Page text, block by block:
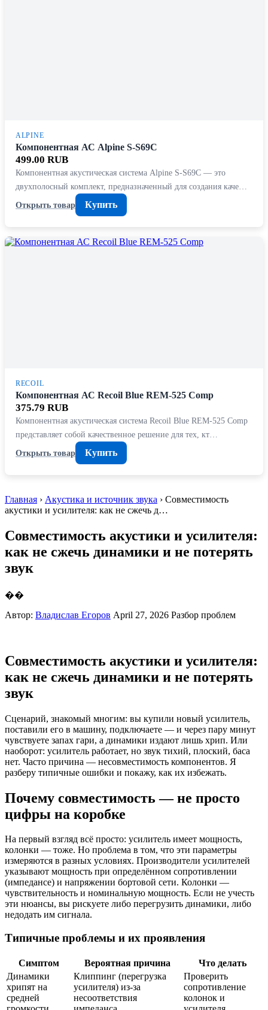
ALPINE
Компонентная АС Alpine S-S69C
499.00 RUB
Компонентная акустическая система Alpine S-S69C — это
двухполосный комплект, предназначенный для создания каче…
Открыть товар
Купить
RECOIL
Компонентная АС Recoil Blue REM-525 Comp
375.79 RUB
Компонентная акустическая система Recoil Blue REM-525 Comp
представляет собой качественное решение для тех, кт…
Открыть товар
Купить
Главная › Акустика и источник звука › Совместимость
акустики и усилителя: как не сжечь д…
Совместимость акустики и усилителя:
как не сжечь динамики и не потерять
звук
��
Автор: Владислав Егоров April 27, 2026 Разбор проблем
Совместимость акустики и усилителя:
как не сжечь динамики и не потерять
звук
Сценарий, знакомый многим: вы купили новый усилитель,
поставили его в машину, подключаете — и через пару минут
чувствуете запах гари, а динамики издают лишь хрип. Или
наоборот: усилитель работает, но звук тихий, плоский, баса
нет. Часто причина — несовместимость компонентов. Я
разберу типичные ошибки и покажу, как их избежать.
Почему совместимость — не просто
цифры на коробке
На первый взгляд всё просто: усилитель имеет мощность,
колонки — тоже. Но проблема в том, что эти параметры
измеряются в разных условиях. Производители усилителей
указывают мощность при определённом сопротивлении
(импедансе) и напряжении бортовой сети. Колонки —
чувствительность и номинальную мощность. Если не учесть
эти нюансы, вы рискуете либо перегрузить динамики, либо
недодать им сигнала.
Типичные проблемы и их проявления
Симптом Вероятная причина
Что делать
Динамики
хрипят на
средней
Клиппинг (перегрузка
усилителя) из-за
несоответствия
Проверить
сопротивление
колонок и